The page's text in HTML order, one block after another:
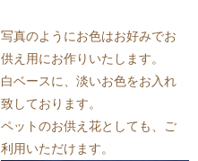
写真のようにお色はお好みでお
供え用にお作りいたします。
白ベースに、淡いお色をお入れ
致しております。
ペットのお供え花としても、ご
利用いただけます。